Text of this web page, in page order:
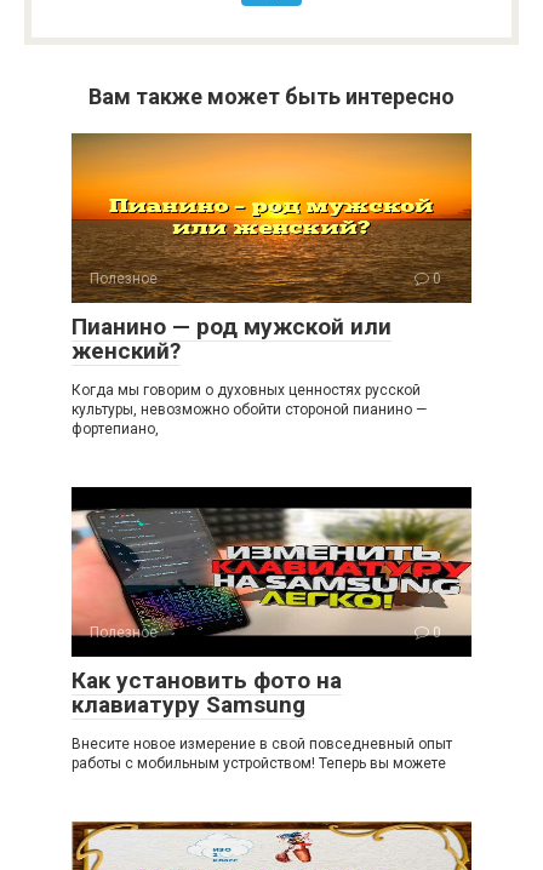
Вам также может быть интересно
Полезное 0
Пианино — род мужской или
женский?
Когда мы говорим о духовных ценностях русской
культуры, невозможно обойти стороной пианино —
фортепиано,
Полезное 0
Как установить фото на
клавиатуру Samsung
Внесите новое измерение в свой повседневный опыт
работы с мобильным устройством! Теперь вы можете